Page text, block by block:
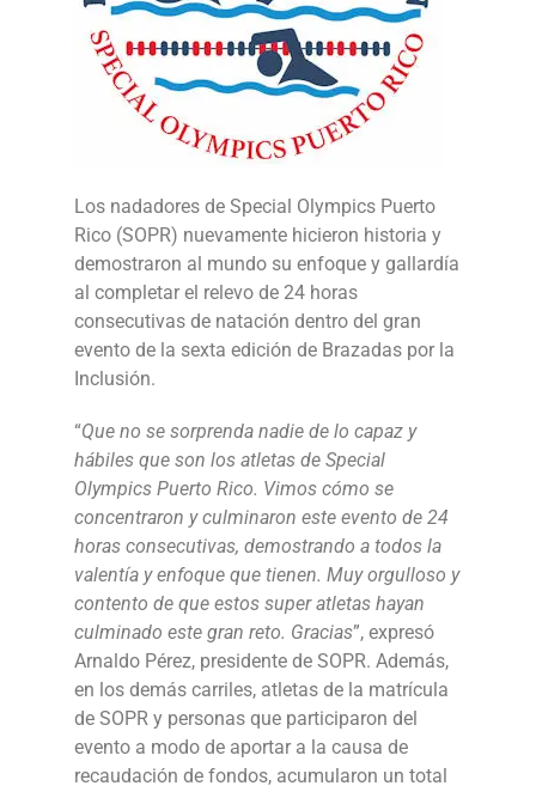
Los nadadores de Special Olympics Puerto
Rico (SOPR) nuevamente hicieron historia y
demostraron al mundo su enfoque y gallardía
al completar el relevo de 24 horas
consecutivas de natación dentro del gran
evento de la sexta edición de Brazadas por la
Inclusión.
“Que no se sorprenda nadie de lo capaz y
hábiles que son los atletas de Special
Olympics Puerto Rico. Vimos cómo se
concentraron y culminaron este evento de 24
horas consecutivas, demostrando a todos la
valentía y enfoque que tienen. Muy orgulloso y
contento de que estos super atletas hayan
culminado este gran reto. Gracias”, expresó
Arnaldo Pérez, presidente de SOPR. Además,
en los demás carriles, atletas de la matrícula
de SOPR y personas que participaron del
evento a modo de aportar a la causa de
recaudación de fondos, acumularon un total